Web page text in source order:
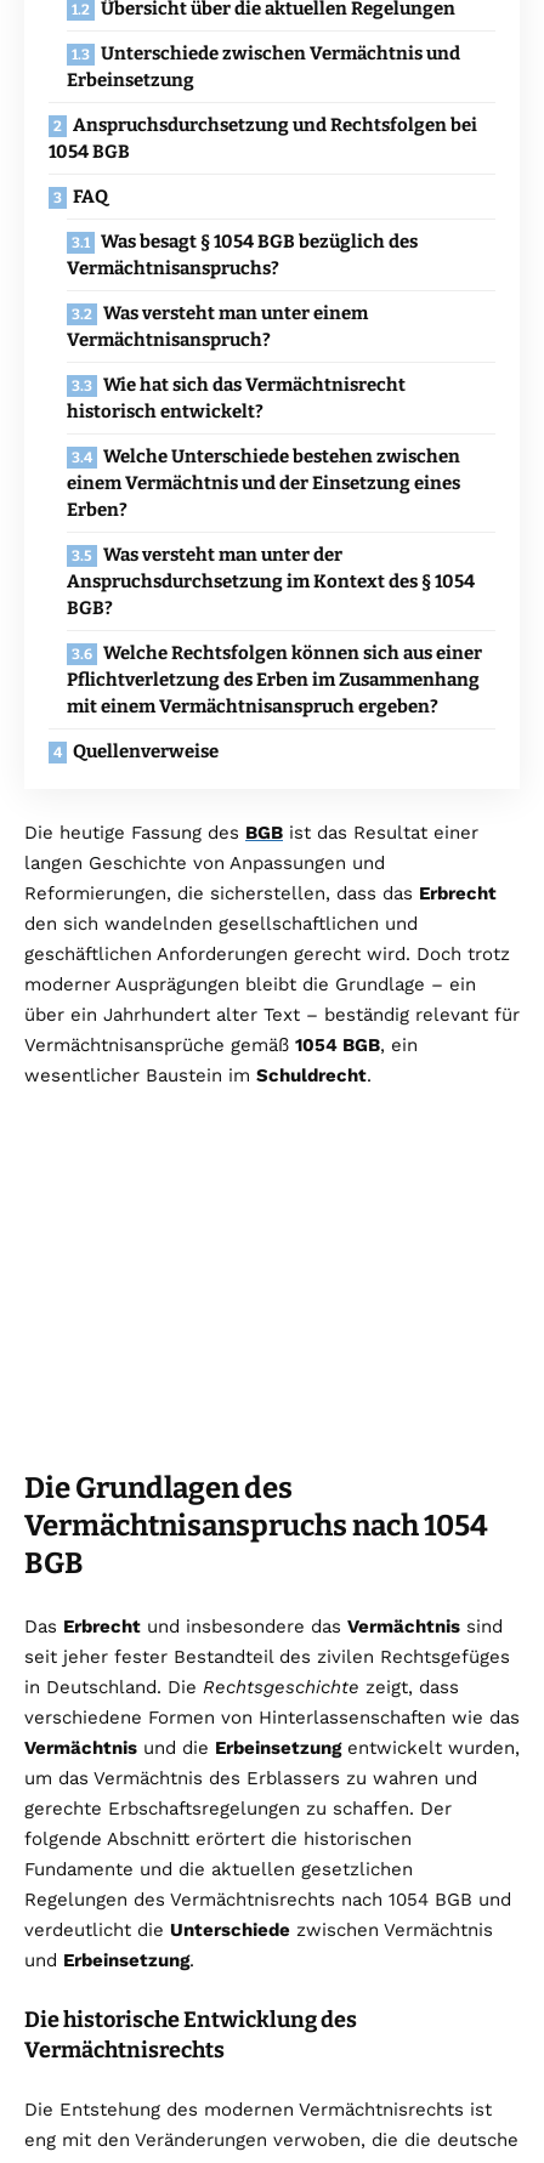
Übersicht über die aktuellen Regelungen
Unterschiede zwischen Vermächtnis und
Erbeinsetzung
Anspruchsdurchsetzung und Rechtsfolgen bei
1054 BGB
FAQ
Was besagt § 1054 BGB bezüglich des
Vermächtnisanspruchs?
Was versteht man unter einem
Vermächtnisanspruch?
Wie hat sich das Vermächtnisrecht
historisch entwickelt?
Welche Unterschiede bestehen zwischen
einem Vermächtnis und der Einsetzung eines
Erben?
Was versteht man unter der
Anspruchsdurchsetzung im Kontext des § 1054
BGB?
Welche Rechtsfolgen können sich aus einer
Pflichtverletzung des Erben im Zusammenhang
mit einem Vermächtnisanspruch ergeben?
Quellenverweise
Die heutige Fassung des BGB ist das Resultat einer
langen Geschichte von Anpassungen und
Reformierungen, die sicherstellen, dass das Erbrecht
den sich wandelnden gesellschaftlichen und
geschäftlichen Anforderungen gerecht wird. Doch trotz
moderner Ausprägungen bleibt die Grundlage – ein
über ein Jahrhundert alter Text – beständig relevant für
Vermächtnisansprüche gemäß 1054 BGB, ein
wesentlicher Baustein im Schuldrecht.
Die Grundlagen des
Vermächtnisanspruchs nach 1054
BGB
Das Erbrecht und insbesondere das Vermächtnis sind
seit jeher fester Bestandteil des zivilen Rechtsgefüges
in Deutschland. Die Rechtsgeschichte zeigt, dass
verschiedene Formen von Hinterlassenschaften wie das
Vermächtnis und die Erbeinsetzungentwickelt wurden,
um das Vermächtnis des Erblassers zu wahren und
gerechte Erbschaftsregelungen zu schaffen. Der
folgende Abschnitt erörtert die historischen
Fundamente und die aktuellen gesetzlichen
Regelungen des Vermächtnisrechts nach 1054 BGB und
verdeutlicht die Unterschiede zwischen Vermächtnis
und Erbeinsetzung.
Die historische Entwicklung des
Vermächtnisrechts
Die Entstehung des modernen Vermächtnisrechts ist
eng mit den Veränderungen verwoben, die die deutsche